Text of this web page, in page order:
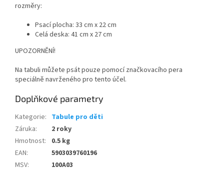
rozměry:
Psací plocha: 33 cm x 22 cm
Celá deska: 41 cm x 27 cm
UPOZORNĚNÍ!
Na tabuli můžete psát pouze pomocí značkovacího pera
speciálně navrženého pro tento účel.
Doplňkové parametry
Kategorie: Tabule pro děti
Záruka:
2 roky
Hmotnost:
0.5 kg
EAN:
5903039760196
MSV: 100A03